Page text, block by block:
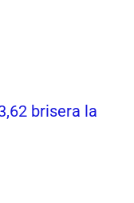
brisera la